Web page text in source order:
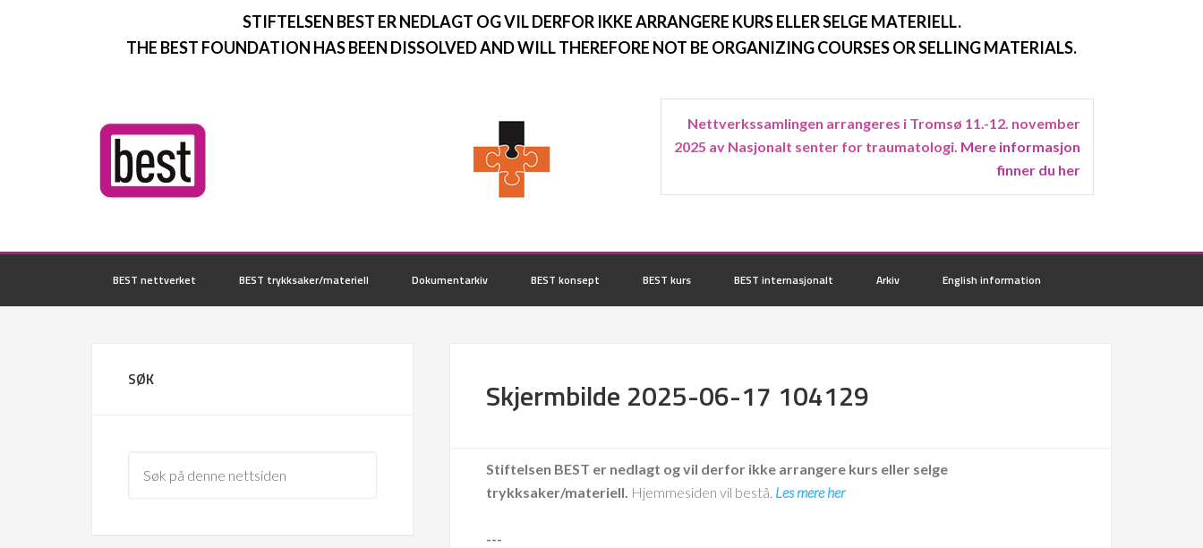
STIFTELSEN BEST ER NEDLAGT OG VIL DERFOR IKKE ARRANGERE KURS ELLER SELGE MATERIELL.
THE BEST FOUNDATION HAS BEEN DISSOLVED AND WILL THEREFORE NOT BE ORGANIZING COURSES OR SELLING MATERIALS.
Nettverkssamlingen arrangeres i Tromsø 11.-12. november
2025 av Nasjonalt senter for traumatologi. Mere informasjon
finner du her
BEST nettverket BEST trykksaker/materiell Dokumentarkiv BEST konsept BEST kurs BEST internasjonalt Arkiv English information
Skjermbilde 2025-06-17 104129
Stiftelsen BEST er nedlagt og vil derfor ikke arrangere kurs eller selge
trykksaker/materiell. Hjemmesiden vil bestå. Les mere her
---
SØK